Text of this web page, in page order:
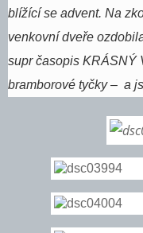
blížící se advent. Na
venkovní dveře
supr časopis KRÁSNÝ
bramborové tyčky – a